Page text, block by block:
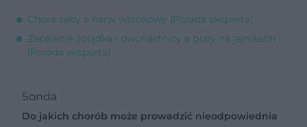
Chore zęby a nerw wzrokowy [Porada eksperta]
Zapalenie żołądka i dwunastnicy a guzy na jajnikach
[Porada eksperta]
Sonda
Do jakich chorób może prowadzić nieodpowiednia